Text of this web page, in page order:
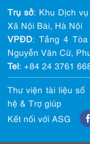
Trụ sở: Khu Dịch
Xã Nội Bài, Hà Nội
VPĐD: Tầng 4
Nguyễn Văn Cừ,
Tel: +84 24 3761
Thư viện tài liệu số
hệ & Trợ giúp
Kết nối với ASG